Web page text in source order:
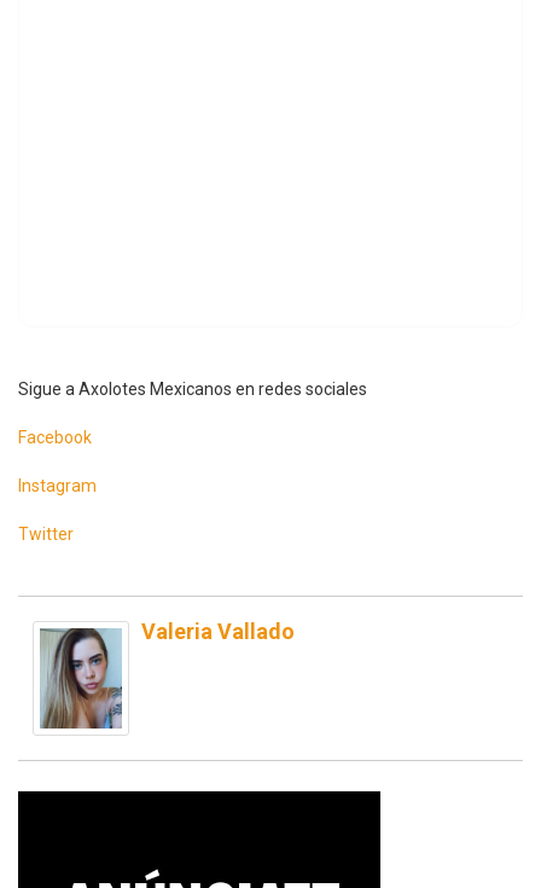
Sigue a Axolotes Mexicanos en redes sociales
Facebook
Instagram
Twitter
Valeria Vallado